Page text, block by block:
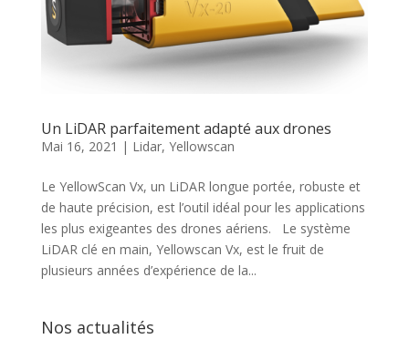
Un LiDAR parfaitement adapté aux drones
Mai 16, 2021 | Lidar, Yellowscan
Le YellowScan Vx, un LiDAR longue portée, robuste et
de haute précision, est l’outil idéal pour les applications
les plus exigeantes des drones aériens. Le système
LiDAR clé en main, Yellowscan Vx, est le fruit de
plusieurs années d’expérience de la...
Nos actualités